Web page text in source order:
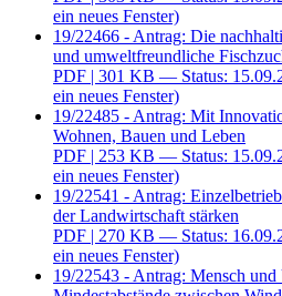
ein neues Fenster)
19/22466 - Antrag: Die
und umweltfreundliche
PDF | 301 KB — Status:
ein neues Fenster)
19/22485 - Antrag: Mit
Wohnen, Bauen und Leben
PDF | 253 KB — Status:
ein neues Fenster)
19/22541 - Antrag:
der Landwirtschaft stärken
PDF | 270 KB — Status:
ein neues Fenster)
19/22543 - Antrag: Mensch